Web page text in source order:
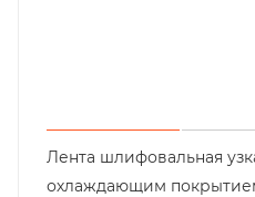
Лента шлифовальная
охлаждающим